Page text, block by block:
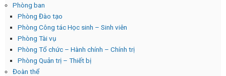
Phòng ban
Phòng Đào tạo
Phòng Công tác Học sinh – Sinh viên
Phòng Tài vụ
Phòng Tổ chức – Hành chính – Chính trị
Phòng Quản trị – Thiết bị
Đoàn thể